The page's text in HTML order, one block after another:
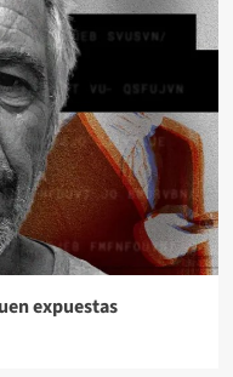
expuestas